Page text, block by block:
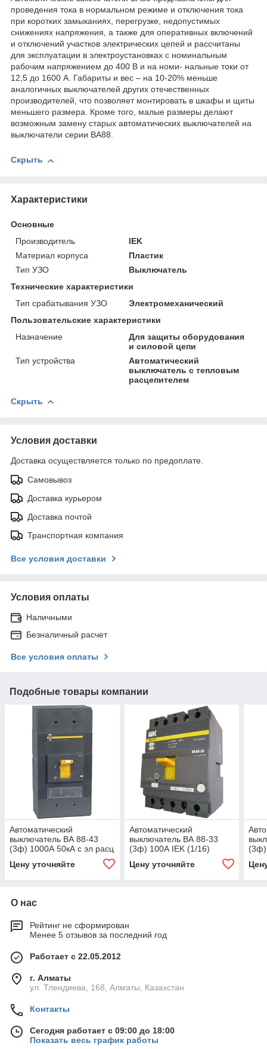
проведения тока в нормальном режиме и отключения тока
при коротких замыканиях, перегрузке, недопустимых
снижениях напряжения, а также для оперативных включений
и отключений участков электрических цепей и рассчитаны
для эксплуатации в электроустановках с номинальным
рабочим напряжением до 400 В и на номи- нальные токи от
12,5 до 1600 А. Габариты и вес – на 10-20% меньше
аналогичных выключателей других отечественных
производителей, что позволяет монтировать в шкафы и щиты
меньшего размера. Кроме того, малые размеры делают
возможным замену старых автоматических выключателей на
выключатели серии ВА88.
Скрыть
Характеристики
Основные
Производитель
IEK
Материал корпуса
Пластик
Тип УЗО
Выключатель
Технические характеристики
Тип срабатывания УЗО
Электромеханический
Пользовательские характеристики
Назначение
Для защиты оборудования
и силовой цепи
Тип устройства
Автоматический
выключатель с тепловым
расцепителем
Скрыть
Условия доставки
Доставка осуществляется только по предоплате.
Самовывоз
Доставка курьером
Доставка почтой
Транспортная компания
Все условия доставки
Условия оплаты
Наличными
Безналичный расчет
Все условия оплаты
Подобные товары компании
Автоматический
выключатель ВА 88-43
(3ф) 1000А 50кА с эл расц
Цену уточняйте
Автоматический
выключатель ВА 88-33
(3ф) 100А IEK (1/16)
Цену уточняйте
(3ф)
О нас
Рейтинг не сформирован
Менее 5 отзывов за последний год
Работает с 22.05.2012
г. Алматы
ул. Тлендиева, 168, Алматы, Казахстан
Контакты
Сегодня работает с 09:00 до 18:00
Показать весь график работы